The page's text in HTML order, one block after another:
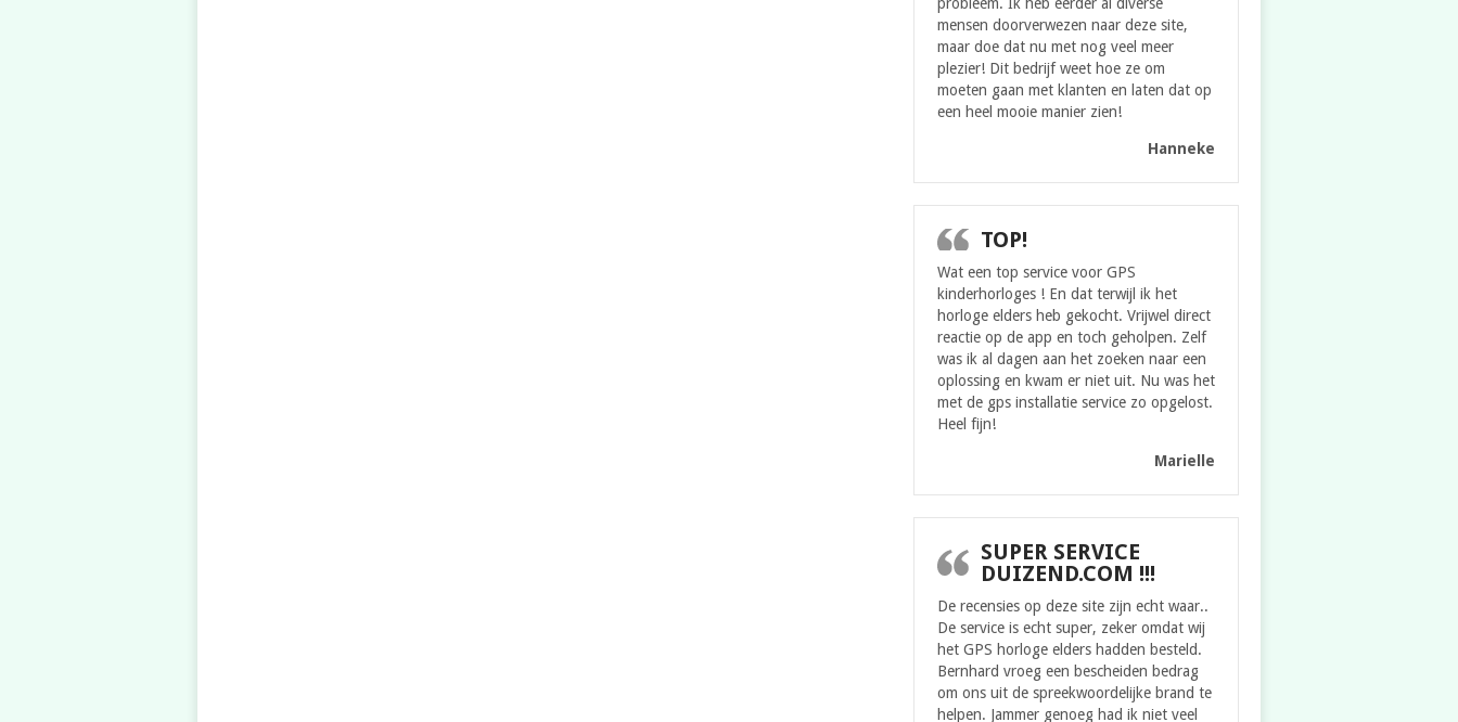
mensen doorverwezen naar deze site,
maar doe dat nu met nog veel meer
plezier! Dit bedrijf weet hoe ze om
moeten gaan met klanten en laten dat op
een heel mooie manier zien!
Hanneke
TOP!
Wat een top service voor GPS
kinderhorloges ! En dat terwijl ik het
horloge elders heb gekocht. Vrijwel direct
reactie op de app en toch geholpen. Zelf
was ik al dagen aan het zoeken naar een
oplossing en kwam er niet uit. Nu was het
met de gps installatie service zo opgelost.
Heel fijn!
Marielle
SUPER SERVICE
DUIZEND.COM !!!
De recensies op deze site zijn echt waar..
De service is echt super, zeker omdat wij
het GPS horloge elders hadden besteld.
Bernhard vroeg een bescheiden bedrag
om ons uit de spreekwoordelijke brand te
helpen. Jammer genoeg had ik niet veel